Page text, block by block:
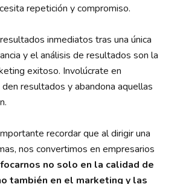
repetición y compromiso.
inmediatos tras una única
y el análisis de resultados son la
exitoso. Involúcrate en
resultados y abandona aquellas
recordar que al dirigir una
nos convertimos en empresarios
no solo en la calidad de
también en el marketing y las